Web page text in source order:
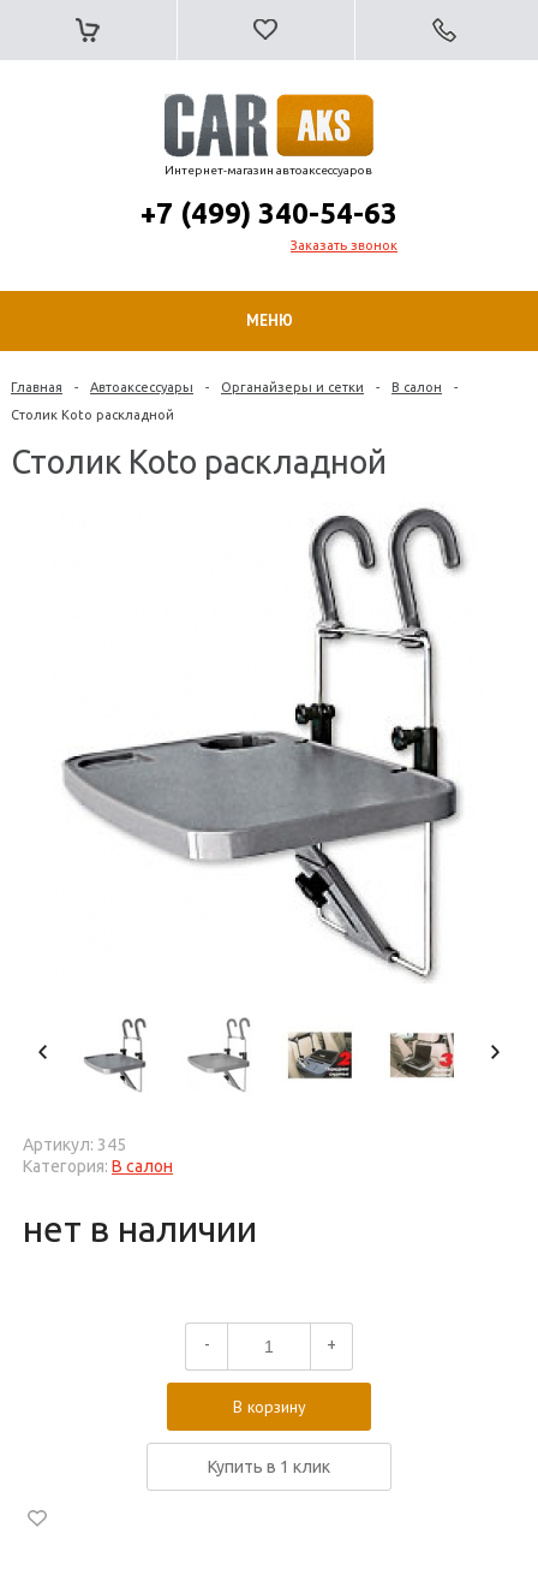
Интернет-магазин автоаксессуаров
+7 (499) 340-54-63
Заказать звонок
МЕНЮ
Главная - Автоаксессуары - Органайзеры и сетки - В салон
-
Столик Koto раскладной
Столик Koto раскладной
Артикул: 345
Категория: В салон
нет в наличии
- +
В корзину
Купить в 1 клик